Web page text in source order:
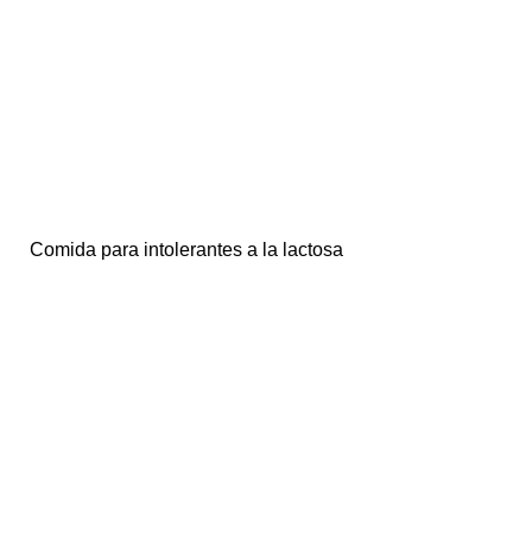
Comida para intolerantes a la lactosa